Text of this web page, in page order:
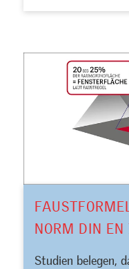
NORM DIN
Studien belegen,